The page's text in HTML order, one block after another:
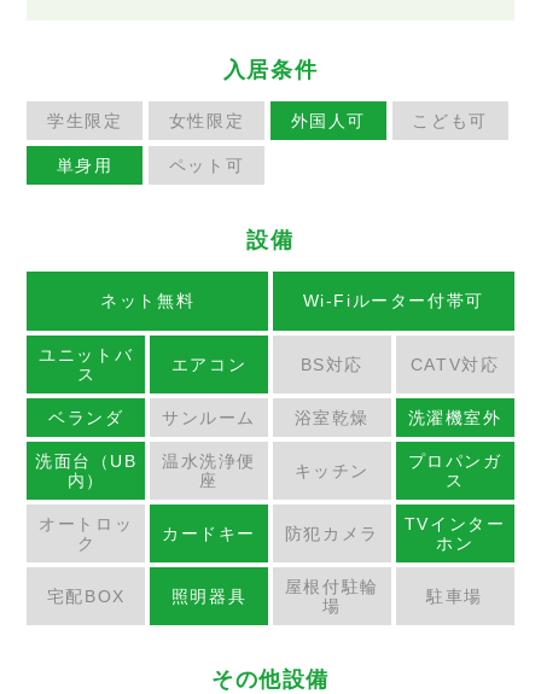
入居条件
学生限定 女性限定 外国人可 こども可
単身用 ペット可
設備
ネット無料 Wi-Fiルーター付帯可
ユニットバ
ス
エアコン BS対応 CATV対応
ベランダ サンルーム 浴室乾燥 洗濯機室外
洗面台（UB
内）
温水洗浄便
座
キッチン
プロパンガ
ス
オートロッ
ク
カードキー 防犯カメラ
TVインター
ホン
宅配BOX 照明器具
屋根付駐輪
場
駐車場
その他設備